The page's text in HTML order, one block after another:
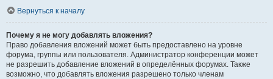
Вернуться к началу
Почему я не могу добавлять вложения?
Право добавления вложений может быть предоставлено на уровне
форума, группы или пользователя. Администратор конференции может
не разрешить добавление вложений в определённых форумах. Также
возможно, что добавлять вложения разрешено только членам